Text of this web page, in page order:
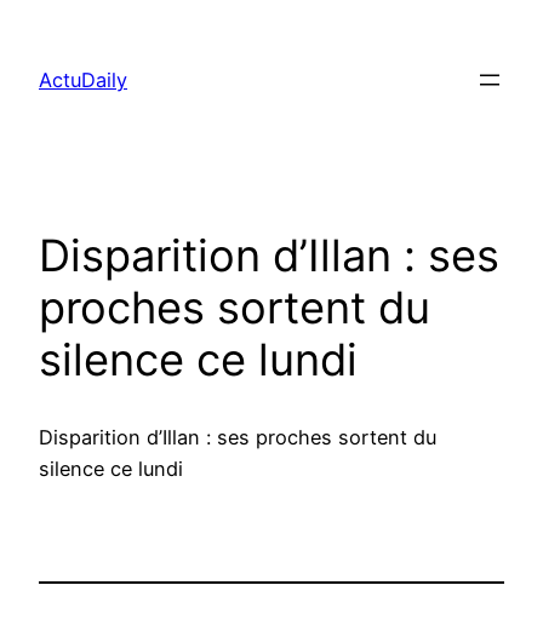
contenu
ActuDaily
Disparition d’Illan : ses
proches sortent du
silence ce lundi
Disparition d’Illan : ses proches sortent du
silence ce lundi